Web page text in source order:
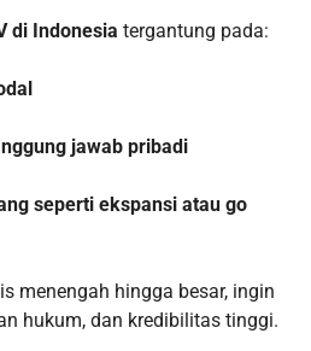
di Indonesia tergantung pada:
jawab pribadi
seperti ekspansi atau go
menengah hingga besar, ingin
hukum, dan kredibilitas tinggi.